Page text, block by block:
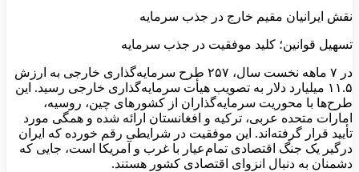
نقش ایرانیان مقیم خارج در جذب سرمایه
تسهیل قوانین؛ کلید موفقیت در جذب سرمایه
در ۷ ماهه نخست سال، ۲۵۷ طرح سرمایه‌گذاری خارجی به ارزش
۱۱.۵ میلیارد دلار به تصویب هیأت سرمایه‌گذاری خارجی رسید. این
طرح‌ها با محوریت سرمایه‌گذاران از کشورهای چین، روسیه،
امارات متحده عربی، ترکیه و افغانستان ارائه شده و همگی مورد
تأیید قرار گرفته‌اند. این موفقیت در شرایطی رقم خورده که ایران
درگیر یک جنگ اقتصادی تمام‌عیار با غرب و آمریکا است، جایی که
دشمنان به دنبال انزوای اقتصادی کشور هستند.